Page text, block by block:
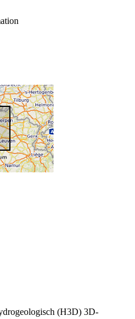
(H3D) 3D-